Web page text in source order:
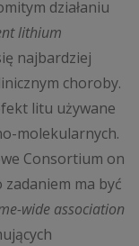
działaniu
lithium
najbardziej
choroby.
litu używane
molekularnych.
Consortium on
ma być
wide association